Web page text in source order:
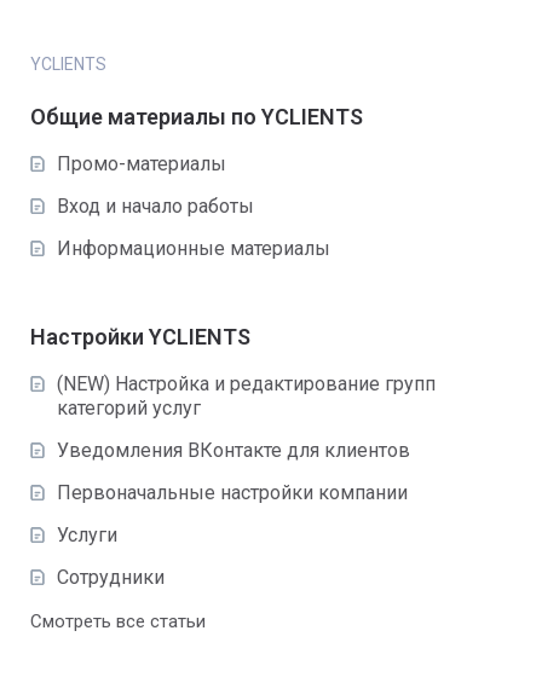
YCLIENTS
Общие материалы по YCLIENTS
Промо-материалы
Вход и начало работы
Информационные материалы
Настройки YCLIENTS
(NEW) Настройка и редактирование групп
категорий услуг
Уведомления ВКонтакте для клиентов
Первоначальные настройки компании
Услуги
Сотрудники
Смотреть все статьи